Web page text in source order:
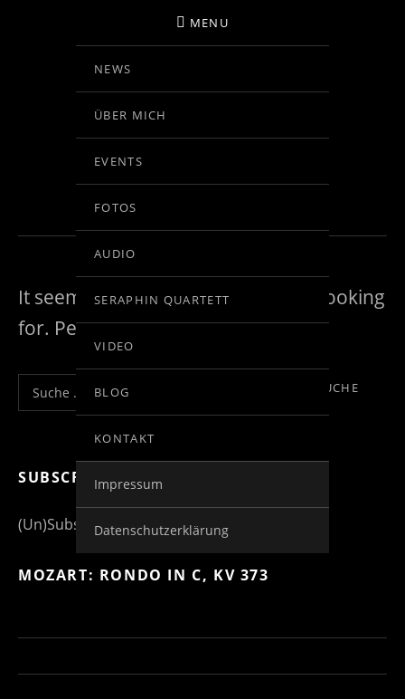
BIRGIT KOLAR
VIOLINE
MENU
NEWS
ÜBER MICH
EVENTS
FOTOS
AUDIO
SERAPHIN QUARTETT
VIDEO
BLOG
KONTAKT
Impressum
Datenschutzerklärung
NOTHING FOUND
It seems we can’t find what you’re looking
for. Perhaps searching can help.
Suche nach:
SUBSCRIBE FOR MORE INFO
(Un)Subscribe to Posts
MOZART: RONDO IN C, KV 373